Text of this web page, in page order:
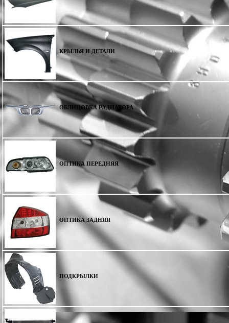
КРЫЛЬЯ И ДЕТАЛИ
ОБЛИЦОВКА РАДИАТОРА
ОПТИКА ПЕРЕДНЯЯ
ОПТИКА ЗАДНЯЯ
ПОДКРЫЛКИ